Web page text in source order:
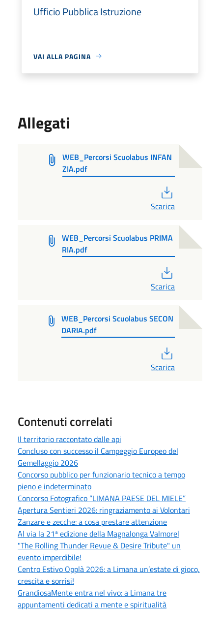
Ufficio Pubblica Istruzione
VAI ALLA PAGINA
Allegati
WEB_Percorsi Scuolabus INFAN
ZIA.pdf
Scarica
WEB_Percorsi Scuolabus PRIMA
RIA.pdf
Scarica
WEB_Percorsi Scuolabus SECON
DARIA.pdf
Scarica
Contenuti correlati
Il territorio raccontato dalle api
Concluso con successo il Campeggio Europeo del
Gemellaggio 2026
Concorso pubblico per funzionario tecnico a tempo
pieno e indeterminato
Concorso Fotografico “LIMANA PAESE DEL MIELE”
Apertura Sentieri 2026: ringraziamento ai Volontari
Zanzare e zecche: a cosa prestare attenzione
Al via la 21ª edizione della Magnalonga Valmorel
"The Rolling Thunder Revue & Desire Tribute" un
evento imperdibile!
Centro Estivo Opplà 2026: a Limana un’estate di gioco,
crescita e sorrisi!
GrandiosaMente entra nel vivo: a Limana tre
appuntamenti dedicati a mente e spiritualità